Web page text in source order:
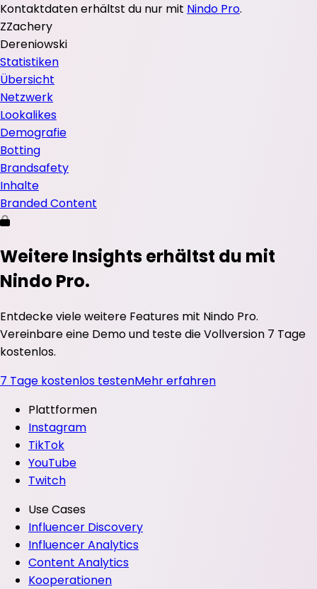
Kontaktdaten erhältst du nur mit Nindo Pro.
ZZachery
Dereniowski
Statistiken
Übersicht
Netzwerk
Lookalikes
Demografie
Botting
Brandsafety
Inhalte
Branded Content
Weitere Insights erhältst du mit
Nindo Pro.
Entdecke viele weitere Features mit Nindo Pro.
Vereinbare eine Demo und teste die Vollversion 7 Tage
kostenlos.
7 Tage kostenlos testenMehr erfahren
Plattformen
Instagram
TikTok
YouTube
Twitch
Use Cases
Influencer Discovery
Influencer Analytics
Content Analytics
Kooperationen